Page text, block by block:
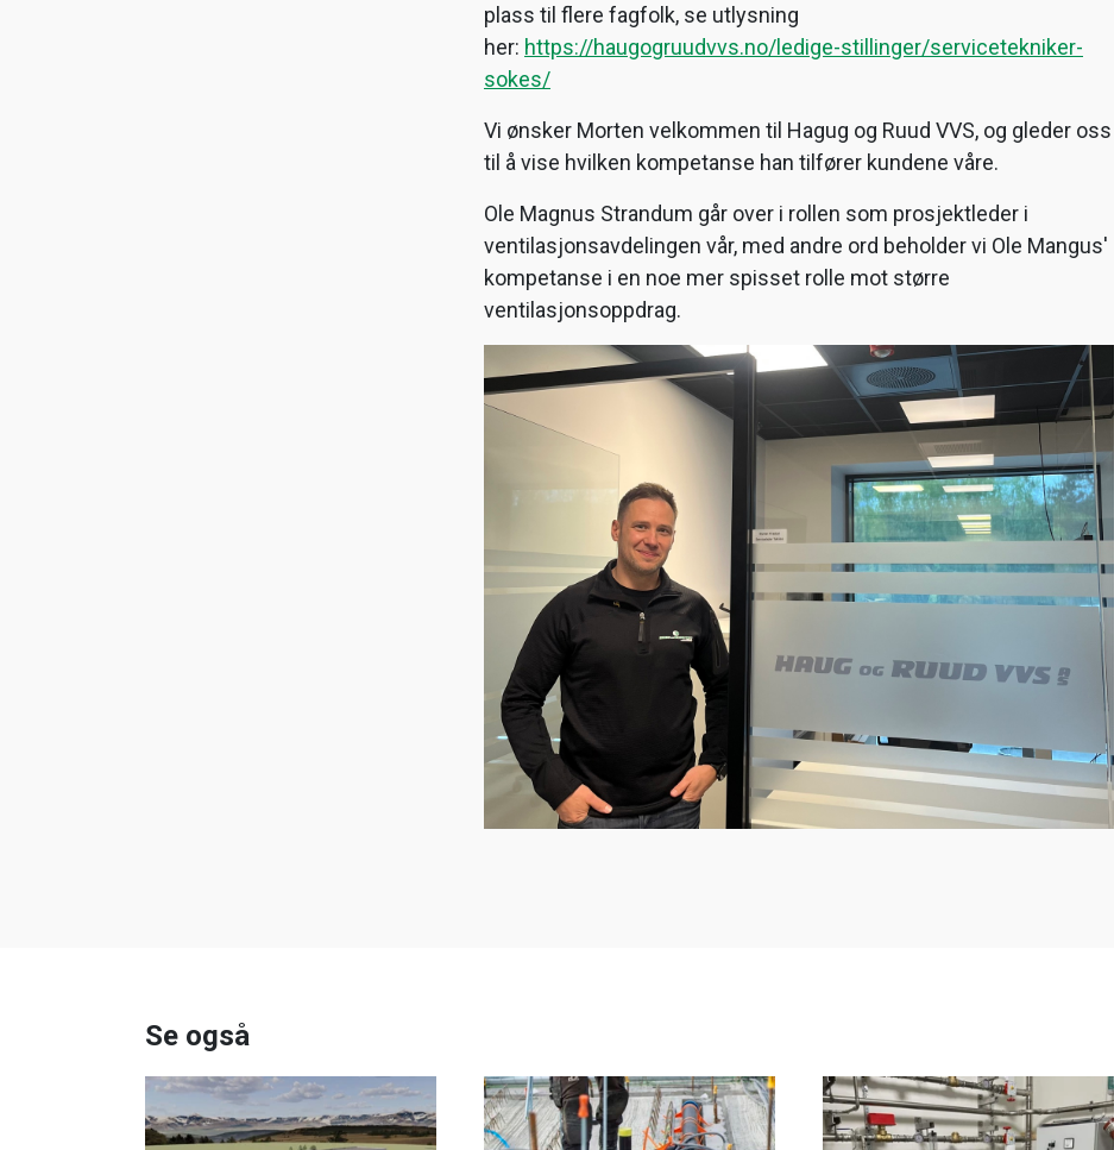
plass til flere fagfolk, se utlysning
her: https://haugogruudvvs.no/ledige-stillinger/servicetekniker-
sokes/
Vi ønsker Morten velkommen til Hagug og Ruud VVS, og gleder oss
til å vise hvilken kompetanse han tilfører kundene våre.
Ole Magnus Strandum går over i rollen som prosjektleder i
ventilasjonsavdelingen vår, med andre ord beholder vi Ole Mangus'
kompetanse i en noe mer spisset rolle mot større
ventilasjonsoppdrag.
Se også